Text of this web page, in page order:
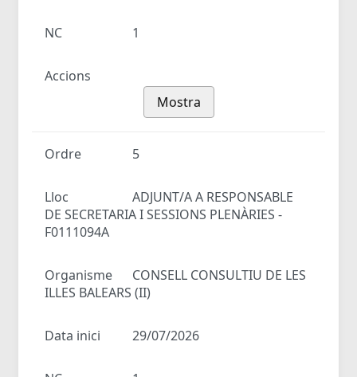
NC 1
Accions
Mostra
Ordre 5
Lloc
ADJUNT/A A RESPONSABLE
DE SECRETARIA I SESSIONS PLENÀRIES -
F0111094A
Organisme
CONSELL CONSULTIU DE LES
ILLES BALEARS (II)
Data inici 29/07/2026